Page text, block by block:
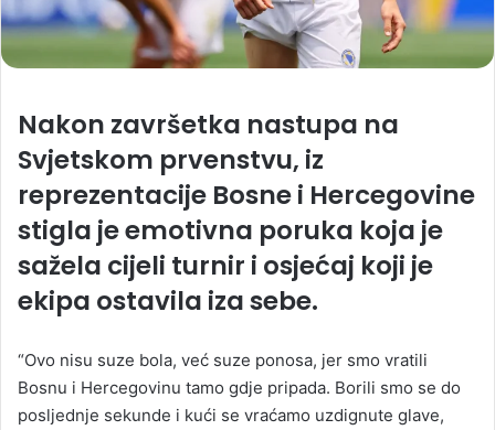
Nakon završetka nastupa na
Svjetskom prvenstvu, iz
reprezentacije Bosne i Hercegovine
stigla je emotivna poruka koja je
sažela cijeli turnir i osjećaj koji je
ekipa ostavila iza sebe.
“Ovo nisu suze bola, već suze ponosa, jer smo vratili
Bosnu i Hercegovinu tamo gdje pripada. Borili smo se do
posljednje sekunde i kući se vraćamo uzdignute glave,